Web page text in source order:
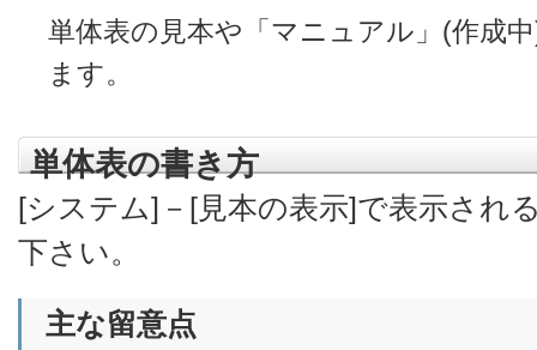
単体表の見本や「マニュアル」(作成
ます。
単体表の書き方
[システム]－[見本の表示]で表示され
下さい。
主な留意点